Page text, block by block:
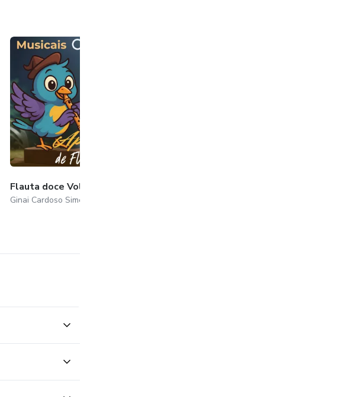
Flauta doce Vol. 1 Dinâmica
Ginai Cardoso Simeoni